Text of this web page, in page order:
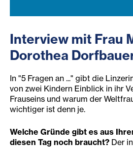
Interview mit Frau
Dorothea
In "5 Fragen an ..." gibt die
von zwei Kindern Einblick in ihr
Frauseins und warum der
wichtiger ist denn je.
Welche Gründe gibt es aus Ihr
diesen Tag noch braucht? Der